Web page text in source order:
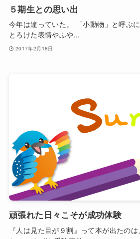
５期生との思い出
今年は違っていた。 「小動物」と呼ぶ
とろけた表情やふや...
2017年2月18日
頑張れた日々こそが成功体験
『人は見た目が９割』って本が出たの